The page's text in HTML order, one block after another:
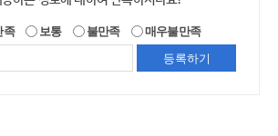
족 보통 불만족 매우불만족